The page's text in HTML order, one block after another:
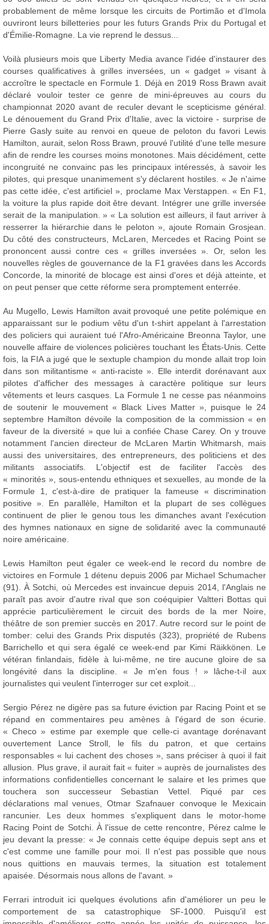
probablement de même lorsque les circuits de Portimão et d'Imola
ouvriront leurs billetteries pour les futurs Grands Prix du Portugal et
d'Émilie-Romagne. La vie reprend le dessus...
Voilà plusieurs mois que Liberty Media avance l'idée d'instaurer des
courses qualificatives à grilles inversées, un « gadget » visant à
accroître le spectacle en Formule 1. Déjà en 2019 Ross Brawn avait
déclaré vouloir tester ce genre de mini-épreuves au cours du
championnat 2020 avant de reculer devant le scepticisme général.
Le dénouement du Grand Prix d'Italie, avec la victoire - surprise de
Pierre Gasly suite au renvoi en queue de peloton du favori Lewis
Hamilton, aurait, selon Ross Brawn, prouvé l'utilité d'une telle mesure
afin de rendre les courses moins monotones. Mais décidément, cette
incongruité ne convainc pas les principaux intéressés, à savoir les
pilotes, qui presque unanimement s'y déclarent hostiles. « Je n'aime
pas cette idée, c'est artificiel », proclame Max Verstappen. « En F1,
la voiture la plus rapide doit être devant. Intégrer une grille inversée
serait de la manipulation. » « La solution est ailleurs, il faut arriver à
resserrer la hiérarchie dans le peloton », ajoute Romain Grosjean.
Du côté des constructeurs, McLaren, Mercedes et Racing Point se
prononcent aussi contre ces « grilles inversées ». Or, selon les
nouvelles règles de gouvernance de la F1 gravées dans les Accords
Concorde, la minorité de blocage est ainsi d'ores et déjà atteinte, et
on peut penser que cette réforme sera promptement enterrée.
Au Mugello, Lewis Hamilton avait provoqué une petite polémique en
apparaissant sur le podium vêtu d'un t-shirt appelant à l'arrestation
des policiers qui auraient tué l'Afro-Américaine Breonna Taylor, une
nouvelle affaire de violences policières touchant les États-Unis. Cette
fois, la FIA a jugé que le sextuple champion du monde allait trop loin
dans son militantisme « anti-raciste ». Elle interdit dorénavant aux
pilotes d'afficher des messages à caractère politique sur leurs
vêtements et leurs casques. La Formule 1 ne cesse pas néanmoins
de soutenir le mouvement « Black Lives Matter », puisque le 24
septembre Hamilton dévoile la composition de la commission « en
faveur de la diversité » que lui a confiée Chase Carey. On y trouve
notamment l'ancien directeur de McLaren Martin Whitmarsh, mais
aussi des universitaires, des entrepreneurs, des politiciens et des
militants associatifs. L'objectif est de faciliter l'accès des
« minorités », sous-entendu ethniques et sexuelles, au monde de la
Formule 1, c'est-à-dire de pratiquer la fameuse « discrimination
positive ». En parallèle, Hamilton et la plupart de ses collègues
continuent de plier le genou tous les dimanches avant l'exécution
des hymnes nationaux en signe de solidarité avec la communauté
noire américaine.
Lewis Hamilton peut égaler ce week-end le record du nombre de
victoires en Formule 1 détenu depuis 2006 par Michael Schumacher
(91). À Sotchi, où Mercedes est invaincue depuis 2014, l'Anglais ne
paraît pas avoir d'autre rival que son coéquipier Valtteri Bottas qui
apprécie particulièrement le circuit des bords de la mer Noire,
théâtre de son premier succès en 2017. Autre record sur le point de
tomber: celui des Grands Prix disputés (323), propriété de Rubens
Barrichello et qui sera égalé ce week-end par Kimi Räikkönen. Le
vétéran finlandais, fidèle à lui-même, ne tire aucune gloire de sa
longévité dans la discipline. « Je m'en fous ! » lâche-t-il aux
journalistes qui veulent l'interroger sur cet exploit...
Sergio Pérez ne digère pas sa future éviction par Racing Point et se
répand en commentaires peu amènes à l'égard de son écurie.
« Checo » estime par exemple que celle-ci avantage dorénavant
ouvertement Lance Stroll, le fils du patron, et que certains
responsables « lui cachent des choses », sans préciser à quoi il fait
allusion. Plus grave, il aurait fait « fuiter » auprès de journalistes des
informations confidentielles concernant le salaire et les primes que
touchera son successeur Sebastian Vettel. Piqué par ces
déclarations mal venues, Otmar Szafnauer convoque le Mexicain
rancunier. Les deux hommes s'expliquent dans le motor-home
Racing Point de Sotchi. À l'issue de cette rencontre, Pérez calme le
jeu devant la presse: « Je connais cette équipe depuis sept ans et
c'est comme une famille pour moi. Il n'est pas possible que nous
nous quittions en mauvais termes, la situation est totalement
apaisée. Désormais nous allons de l'avant. »
Ferrari introduit ici quelques évolutions afin d'améliorer un peu le
comportement de sa catastrophique SF-1000. Puisqu'il est